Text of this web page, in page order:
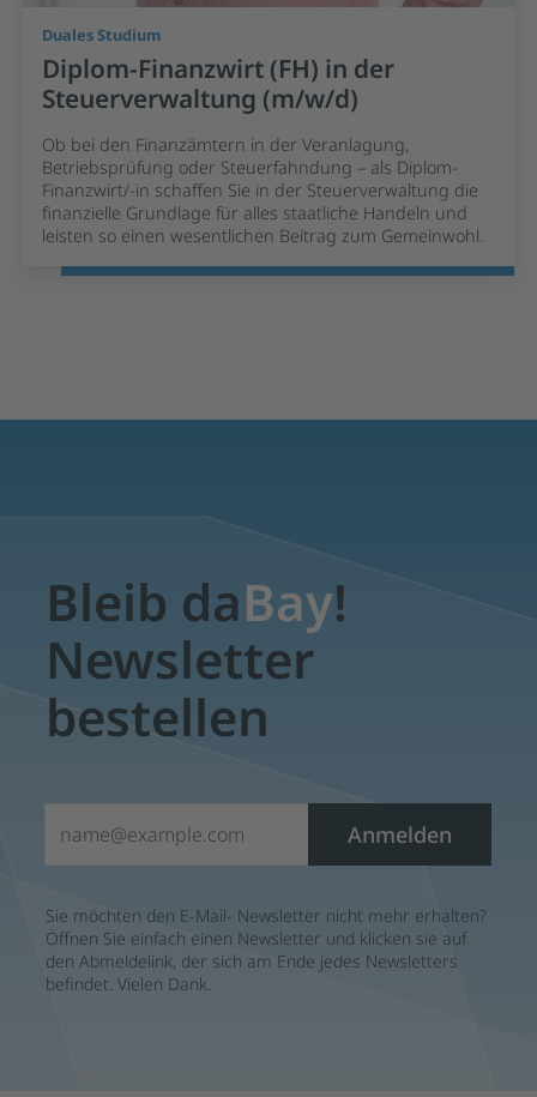
Duales Studium
Diplom-Finanzwirt (FH) in der
Steuerverwaltung (m/w/d)
Ob bei den Finanzämtern in der Veranlagung,
Betriebsprüfung oder Steuerfahndung – als Diplom-
Finanzwirt/-in schaffen Sie in der Steuerverwaltung die
finanzielle Grundlage für alles staatliche Handeln und
leisten so einen wesentlichen Beitrag zum Gemeinwohl.
Bleib daBay!
Newsletter
bestellen
Anmelden
Sie möchten den E-Mail- Newsletter nicht mehr erhalten?
Öffnen Sie einfach einen Newsletter und klicken sie auf
den Abmeldelink, der sich am Ende jedes Newsletters
befindet. Vielen Dank.